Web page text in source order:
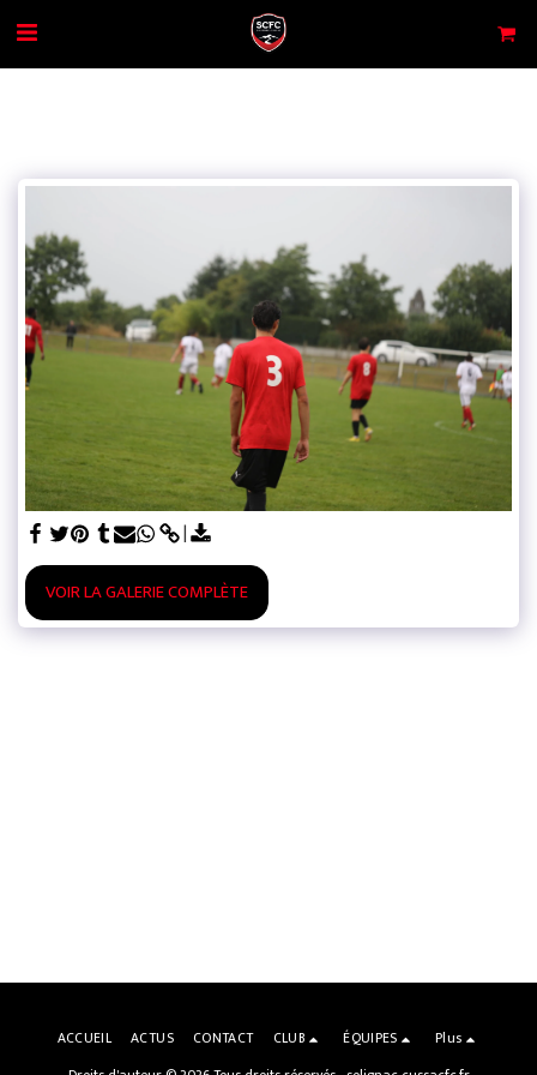
VOIR LA GALERIE COMPLÈTE
ACCUEIL ACTUS CONTACT CLUB ÉQUIPES
Plus